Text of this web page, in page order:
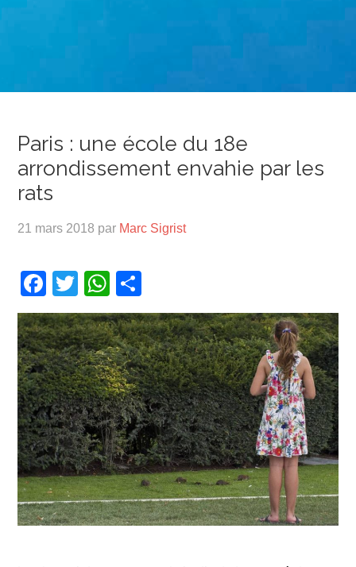
Paris : une école du 18e
arrondissement envahie par les
rats
21 mars 2018 par Marc Sigrist
Facebook
TwitterWhatsApp